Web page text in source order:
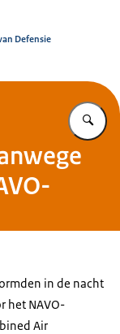
Defensie
in de nacht
het NAVO-
Air